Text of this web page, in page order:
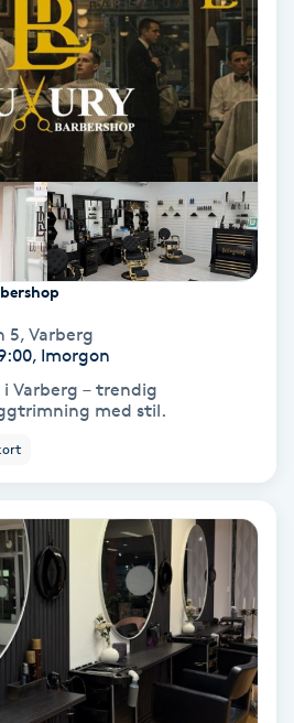
5, Varberg
Imorgon
i Varberg – trendig
med stil.